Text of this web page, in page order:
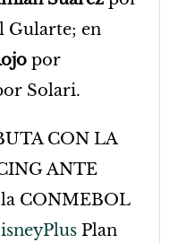
Gularte; en
por
Solari.
CON LA
ANTE
CONMEBOL
Plan